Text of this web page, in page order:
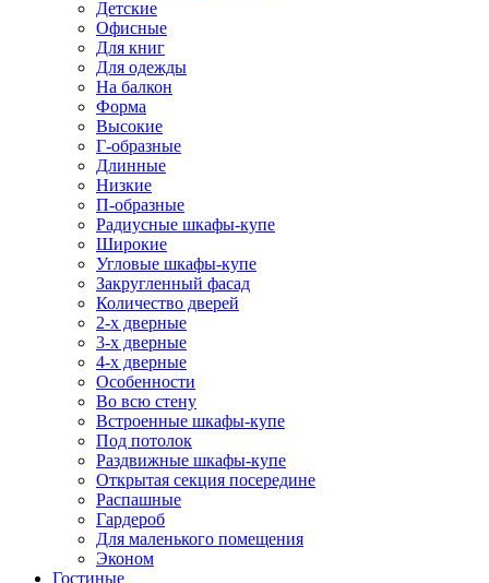
Детские
Офисные
Для книг
Для одежды
На балкон
Форма
Высокие
Г-образные
Длинные
Низкие
П-образные
Радиусные шкафы-купе
Широкие
Угловые шкафы-купе
Закругленный фасад
Количество дверей
2-х дверные
3-х дверные
4-х дверные
Особенности
Во всю стену
Встроенные шкафы-купе
Под потолок
Раздвижные шкафы-купе
Открытая секция посередине
Распашные
Гардероб
Для маленького помещения
Эконом
Гостиные